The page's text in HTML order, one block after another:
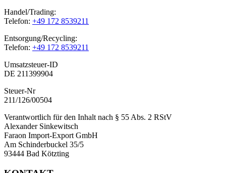
Handel/Trading:
Telefon: +49 172 8539211
Entsorgung/Recycling:
Telefon: +49 172 8539211
Umsatzsteuer-ID
DE 211399904
Steuer-Nr
211/126/00504
Verantwortlich für den Inhalt nach § 55 Abs. 2 RStV
Alexander Sinkewitsch
Faraon Import-Export GmbH
Am Schinderbuckel 35/5
93444 Bad Kötzting